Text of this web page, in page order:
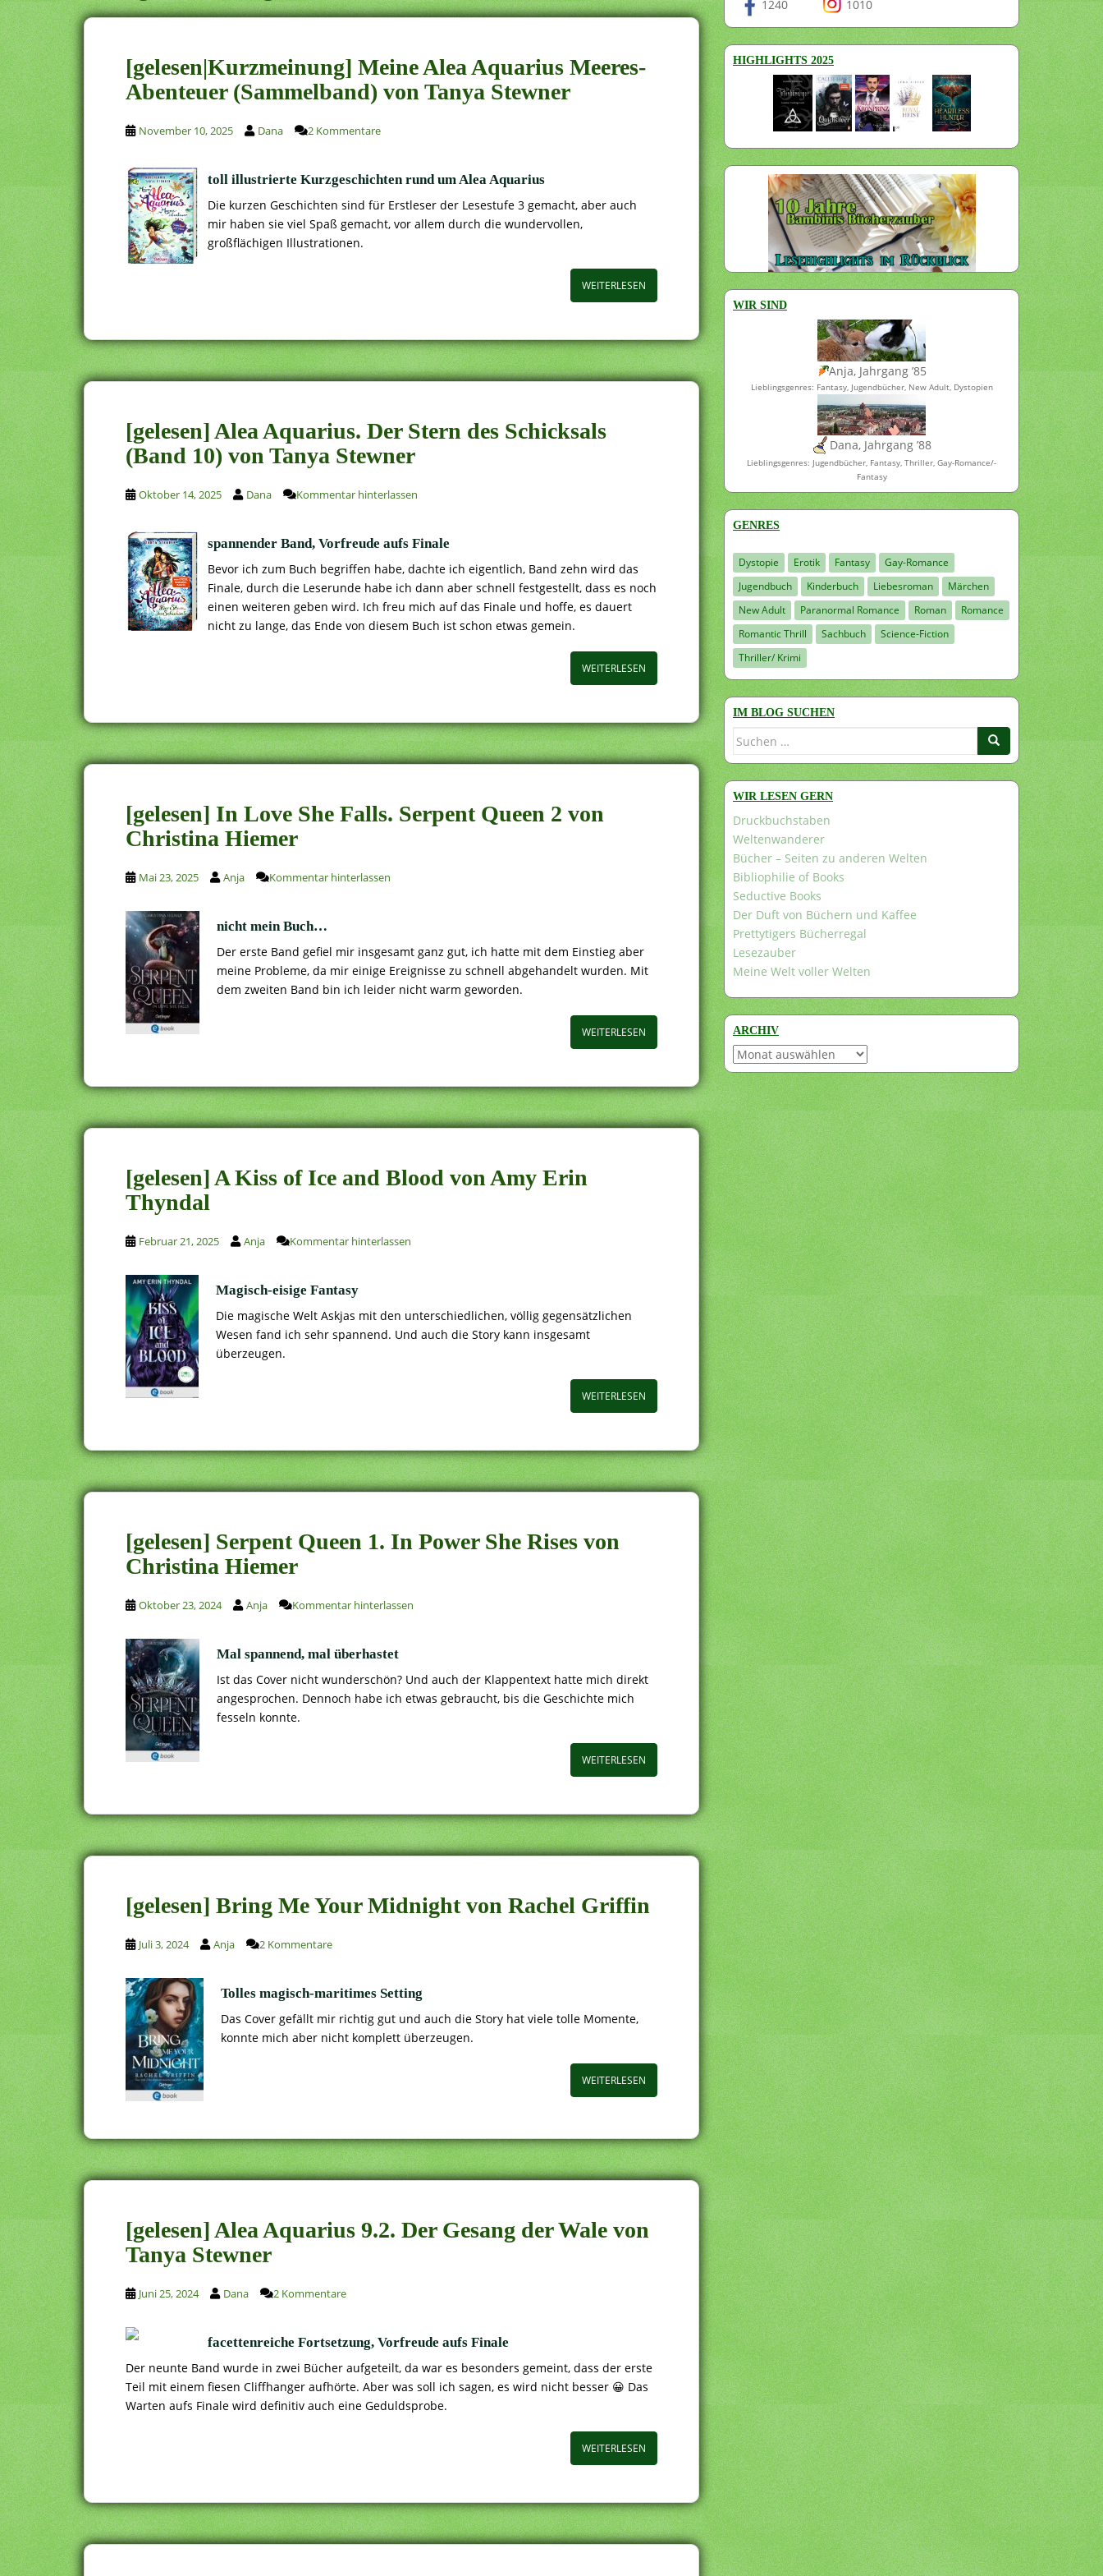
[gelesen|Kurzmeinung] Meine Alea Aquarius Meeres-
Abenteuer (Sammelband) von Tanya Stewner
November 10, 2025 Dana 2 Kommentare
toll illustrierte Kurzgeschichten rund um Alea Aquarius
Die kurzen Geschichten sind für Erstleser der Lesestufe 3 gemacht, aber auch
mir haben sie viel Spaß gemacht, vor allem durch die wundervollen,
großflächigen Illustrationen.
WEITERLESEN
[gelesen] Alea Aquarius. Der Stern des Schicksals
(Band 10) von Tanya Stewner
Oktober 14, 2025 Dana Kommentar hinterlassen
spannender Band, Vorfreude aufs Finale
Bevor ich zum Buch begriffen habe, dachte ich eigentlich, Band zehn wird das
Finale, durch die Leserunde habe ich dann aber schnell festgestellt, dass es noch
einen weiteren geben wird. Ich freu mich auf das Finale und hoffe, es dauert
nicht zu lange, das Ende von diesem Buch ist schon etwas gemein.
WEITERLESEN
[gelesen] In Love She Falls. Serpent Queen 2 von
Christina Hiemer
Mai 23, 2025 Anja Kommentar hinterlassen
nicht mein Buch…
Der erste Band gefiel mir insgesamt ganz gut, ich hatte mit dem Einstieg aber
meine Probleme, da mir einige Ereignisse zu schnell abgehandelt wurden. Mit
dem zweiten Band bin ich leider nicht warm geworden.
WEITERLESEN
[gelesen] A Kiss of Ice and Blood von Amy Erin
Thyndal
Februar 21, 2025 Anja Kommentar hinterlassen
Magisch-eisige Fantasy
Die magische Welt Askjas mit den unterschiedlichen, völlig gegensätzlichen
Wesen fand ich sehr spannend. Und auch die Story kann insgesamt
überzeugen.
WEITERLESEN
[gelesen] Serpent Queen 1. In Power She Rises von
Christina Hiemer
Oktober 23, 2024 Anja Kommentar hinterlassen
Mal spannend, mal überhastet
Ist das Cover nicht wunderschön? Und auch der Klappentext hatte mich direkt
angesprochen. Dennoch habe ich etwas gebraucht, bis die Geschichte mich
fesseln konnte.
WEITERLESEN
[gelesen] Bring Me Your Midnight von Rachel Griffin
Juli 3, 2024 Anja 2 Kommentare
Tolles magisch-maritimes Setting
Das Cover gefällt mir richtig gut und auch die Story hat viele tolle Momente,
konnte mich aber nicht komplett überzeugen.
WEITERLESEN
[gelesen] Alea Aquarius 9.2. Der Gesang der Wale von
Tanya Stewner
Juni 25, 2024 Dana 2 Kommentare
facettenreiche Fortsetzung, Vorfreude aufs Finale
Der neunte Band wurde in zwei Bücher aufgeteilt, da war es besonders gemeint, dass der erste
Teil mit einem fiesen Cliffhanger aufhörte. Aber was soll ich sagen, es wird nicht besser 😀 Das
Warten aufs Finale wird definitiv auch eine Geduldsprobe.
WEITERLESEN
1240 1010
HIGHLIGHTS 2025
WIR SIND
Anja, Jahrgang ’85
Lieblingsgenres: Fantasy, Jugendbücher, New Adult, Dystopien
Dana, Jahrgang ’88
Lieblingsgenres: Jugendbücher, Fantasy, Thriller, Gay-Romance/-
Fantasy
GENRES
Dystopie Erotik Fantasy
Gay-Romance
Jugendbuch
Kinderbuch Liebesroman
Märchen
New Adult
Paranormal Romance Roman
Romance
Romantic Thrill
Sachbuch
Science-Fiction
Thriller/ Krimi
IM BLOG SUCHEN
Suchen
WIR LESEN GERN
Druckbuchstaben
Weltenwanderer
Bücher – Seiten zu anderen Welten
Bibliophilie of Books
Seductive Books
Der Duft von Büchern und Kaffee
Prettytigers Bücherregal
Lesezauber
Meine Welt voller Welten
ARCHIV
Archiv